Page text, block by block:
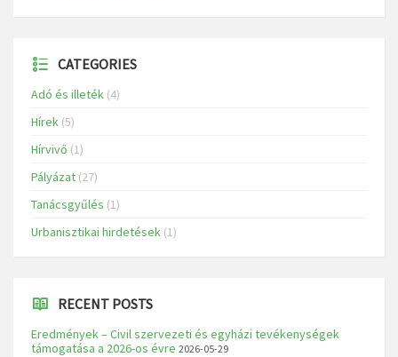
CATEGORIES
Adó és illeték (4)
Hírek (5)
Hírvivő (1)
Pályázat (27)
Tanácsgyűlés (1)
Urbanisztikai hirdetések (1)
RECENT POSTS
Eredmények – Civil szervezeti és egyházi tevékenységek
támogatása a 2026-os évre 2026-05-29